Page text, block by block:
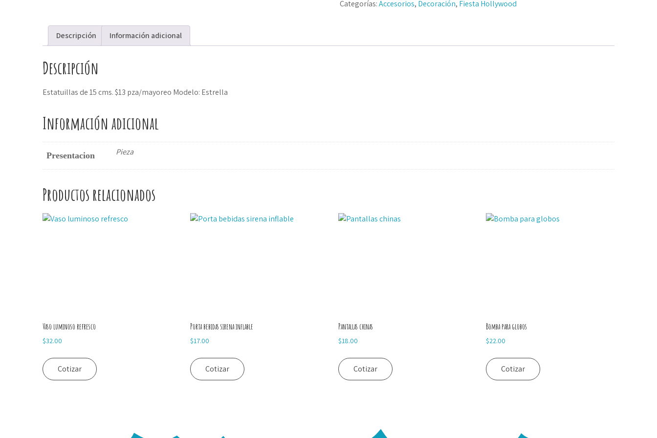
Categorías:Accesorios, Decoración, Fiesta Hollywood
Descripción Información adicional
Descripción
Estatuillas de 15 cms. $13 pza/mayoreo Modelo: Estrella
Información adicional
Presentacion Pieza
Productos relacionados
Vaso luminoso refresco
$32.00
Cotizar
Porta bebidas sirena inflable
$17.00
Cotizar
Pantallas chinas
$18.00
Cotizar
Bomba para globos
$22.00
Cotizar